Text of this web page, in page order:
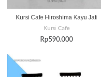
Kursi Cafe Hiroshima Kayu Jati
Kursi Cafe
Rp590.000